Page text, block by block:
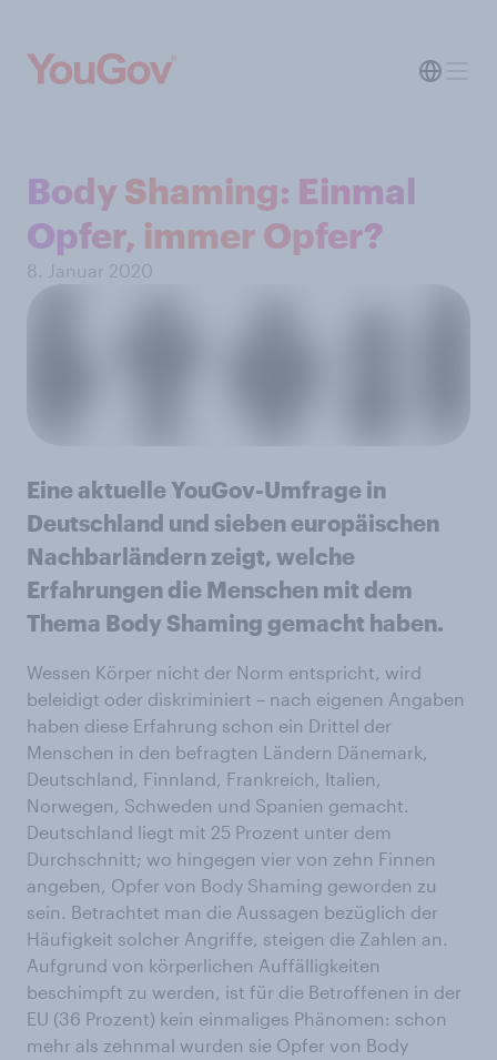
Body Shaming: Einmal
Opfer, immer Opfer?
8. Januar 2020
Eine aktuelle YouGov-Umfrage in
Deutschland und sieben europäischen
Nachbarländern zeigt, welche
Erfahrungen die Menschen mit dem
Thema Body Shaming gemacht haben.
Wessen Körper nicht der Norm entspricht, wird
beleidigt oder diskriminiert – nach eigenen Angaben
haben diese Erfahrung schon ein Drittel der
Menschen in den befragten Ländern Dänemark,
Deutschland, Finnland, Frankreich, Italien,
Norwegen, Schweden und Spanien gemacht.
Deutschland liegt mit 25 Prozent unter dem
Durchschnitt; wo hingegen vier von zehn Finnen
angeben, Opfer von Body Shaming geworden zu
sein. Betrachtet man die Aussagen bezüglich der
Häufigkeit solcher Angriffe, steigen die Zahlen an.
Aufgrund von körperlichen Auffälligkeiten
beschimpft zu werden, ist für die Betroffenen in der
EU (36 Prozent) kein einmaliges Phänomen: schon
mehr als zehnmal wurden sie Opfer von Body